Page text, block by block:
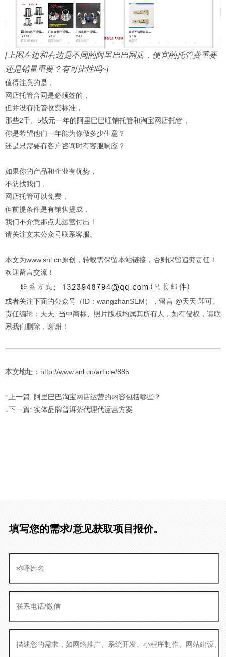
[上图左边和右边是不同的阿里巴巴网店，便宜的托管费重要
还是销量重要？有可比性吗~]
值得注意的是，
网店托管合同是必须签的，
但并没有托管收费标准，
那些2千、5钱元一年的阿里巴巴旺铺托管和淘宝网店托管，
你是希望他们一年能为你做多少生意？
还是只需要有客户咨询时有客服响应？
如果你的产品和企业有优势，
不防找我们，
网店托管可以免费，
但前提条件是有销售提成，
我们不介意那点儿运营付出！
请关注文末公众号联系客服。
本文为www.snl.cn原创，转载需保留本站链接，否则保留追究责任！
欢迎留言交流！
或者关注下面的公众号（ID：wangzhanSEM），留言 @天天 即可。
责任编辑：天天 当中商标、照片版权均属其所有人，如有侵权，请联
系我们删除，谢谢！
本文地址：http://www.snl.cn/article/885
↑上一篇: 阿里巴巴淘宝网店运营的内容包括哪些？
↓下一篇: 实体品牌普洱茶代理代运营方案
填写您的需求/意见获取项目报价。